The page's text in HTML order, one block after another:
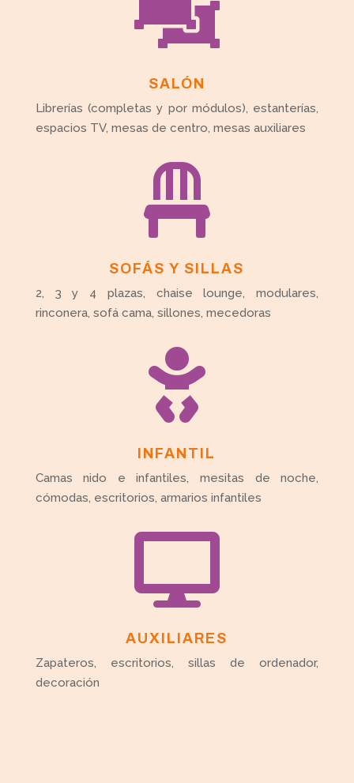
SALÓN
Librerías (completas y por módulos), estanterías,
espacios TV, mesas de centro, mesas auxiliares

SOFÁS Y SILLAS
2, 3 y 4 plazas, chaise lounge, modulares,
rinconera, sofá cama, sillones, mecedoras

INFANTIL
Camas nido e infantiles, mesitas de noche,
cómodas, escritorios, armarios infantiles

AUXILIARES
Zapateros, escritorios, sillas de ordenador,
decoración